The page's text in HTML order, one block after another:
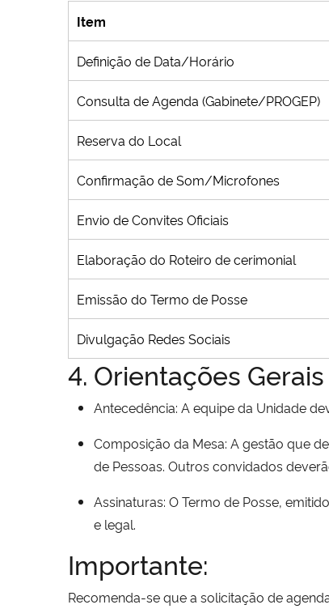
Item
Definição de Data/Horário
Consulta de Agenda (Gabinete/PROGEP)
Reserva do Local
Confirmação de Som/Microfones
Envio de Convites Oficiais
Elaboração do Roteiro de cerimonial
Emissão do Termo de Posse
Divulgação Redes Sociais
4. Orientações
Antecedência: A equipe da Unidade
Composição da Mesa: A gestão que
de Pessoas. Outros convidados
Assinaturas: O Termo de Posse,
e legal.
Importante:
Recomenda-se que a solicitação de